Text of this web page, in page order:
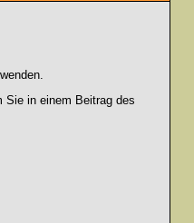
Sie in einem Beitrag des